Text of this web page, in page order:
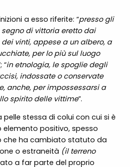
a esso riferite: “presso gli
di vittoria eretto dai
vinti, appese a un albero, a
per lo più sul luogo
“in etnologia, le spoglie degli
indossate o conservate
anche, per impossessarsi a
spirito delle vittime”.
pelle stessa di colui con cui si è
positivo, spesso
che ha cambiato statuto da
o estraneità (il terreno
a far parte del proprio